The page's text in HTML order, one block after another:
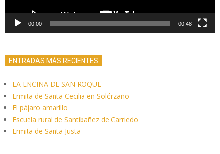
00:00 00:48
ENTRADAS MÁS RECIENTES
LA ENCINA DE SAN ROQUE
Ermita de Santa Cecilia en Solórzano
El pájaro amarillo
Escuela rural de Santibañez de Carriedo
Ermita de Santa Justa